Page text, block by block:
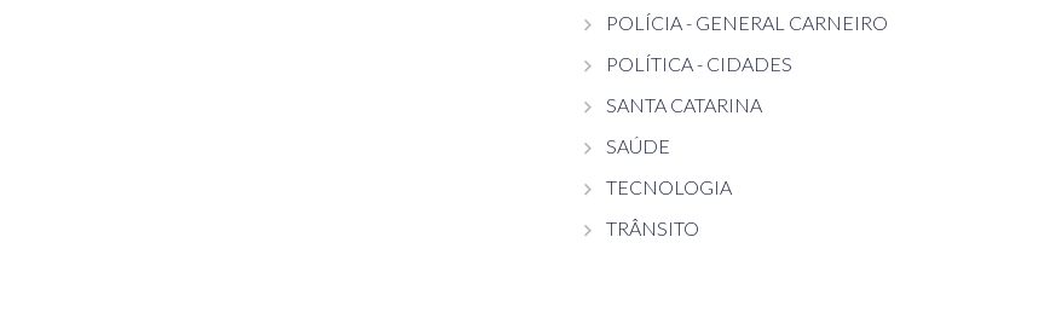
POLÍCIA - GENERAL CARNEIRO
POLÍTICA - CIDADES
SANTA CATARINA
SAÚDE
TECNOLOGIA
TRÂNSITO